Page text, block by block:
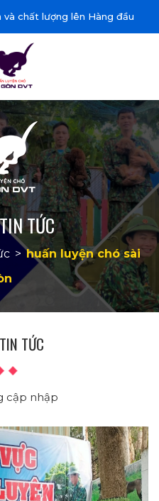
chất lượng lên Hàng đầu
TỨC
> huấn luyện chó sài
TỨC
cập nhập